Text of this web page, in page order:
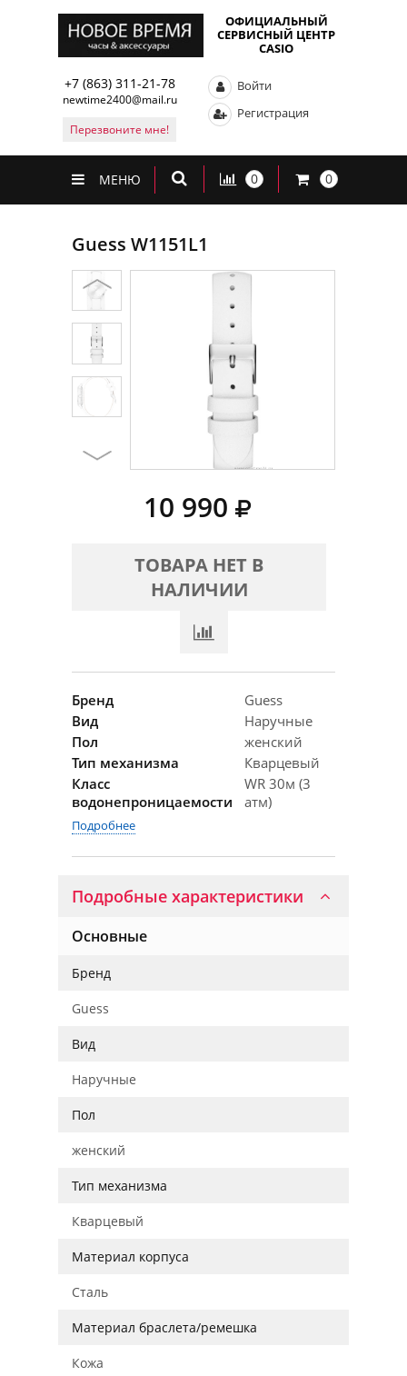
ОФИЦИАЛЬНЫЙ
СЕРВИСНЫЙ ЦЕНТР
CASIO
+7 (863) 311-21-78
newtime2400@mail.ru
Перезвоните мне!
Войти
Регистрация
МЕНЮ 0 0
Guess W1151L1
10 990
ТОВАРА НЕТ В
НАЛИЧИИ
Бренд
Guess
Вид
Наручные
Пол
женский
Тип механизма
Кварцевый
Класс
водонепроницаемости
WR 30м (3
атм)
Подробнее
Подробные характеристики
Основные
Бренд
Guess
Вид
Наручные
Пол
женский
Тип механизма
Кварцевый
Материал корпуса
Сталь
Материал браслета/ремешка
Кожа